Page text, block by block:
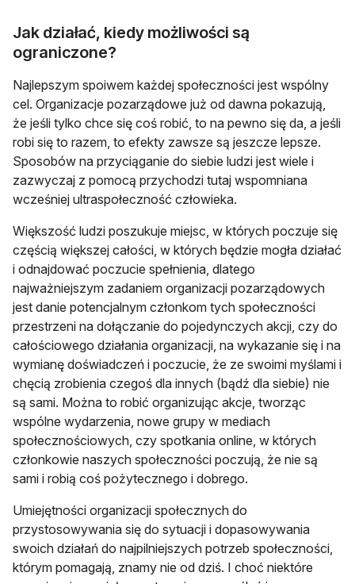
Jak działać, kiedy możliwości są
ograniczone?
Najlepszym spoiwem każdej społeczności jest wspólny
cel. Organizacje pozarządowe już od dawna pokazują,
że jeśli tylko chce się coś robić, to na pewno się da, a jeśli
robi się to razem, to efekty zawsze są jeszcze lepsze.
Sposobów na przyciąganie do siebie ludzi jest wiele i
zazwyczaj z pomocą przychodzi tutaj wspomniana
wcześniej ultraspołeczność człowieka.
Większość ludzi poszukuje miejsc, w których poczuje się
częścią większej całości, w których będzie mogła działać
i odnajdować poczucie spełnienia, dlatego
najważniejszym zadaniem organizacji pozarządowych
jest danie potencjalnym członkom tych społeczności
przestrzeni na dołączanie do pojedynczych akcji, czy do
całościowego działania organizacji, na wykazanie się i na
wymianę doświadczeń i poczucie, że ze swoimi myślami i
chęcią zrobienia czegoś dla innych (bądź dla siebie) nie
są sami. Można to robić organizując akcje, tworząc
wspólne wydarzenia, nowe grupy w mediach
społecznościowych, czy spotkania online, w których
członkowie naszych społeczności poczują, że nie są
sami i robią coś pożytecznego i dobrego.
Umiejętności organizacji społecznych do
przystosowywania się do sytuacji i dopasowywania
swoich działań do najpilniejszych potrzeb społeczności,
którym pomagają, znamy nie od dziś. I choć niektóre